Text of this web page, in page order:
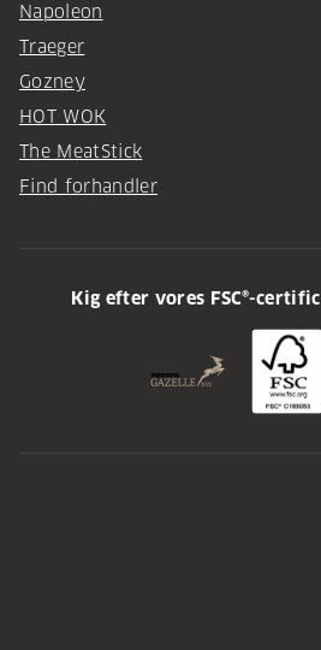
Napoleon
Traeger
Gozney
HOT WOK
The MeatStick
Find forhandler
Kig efter vores FSC®-